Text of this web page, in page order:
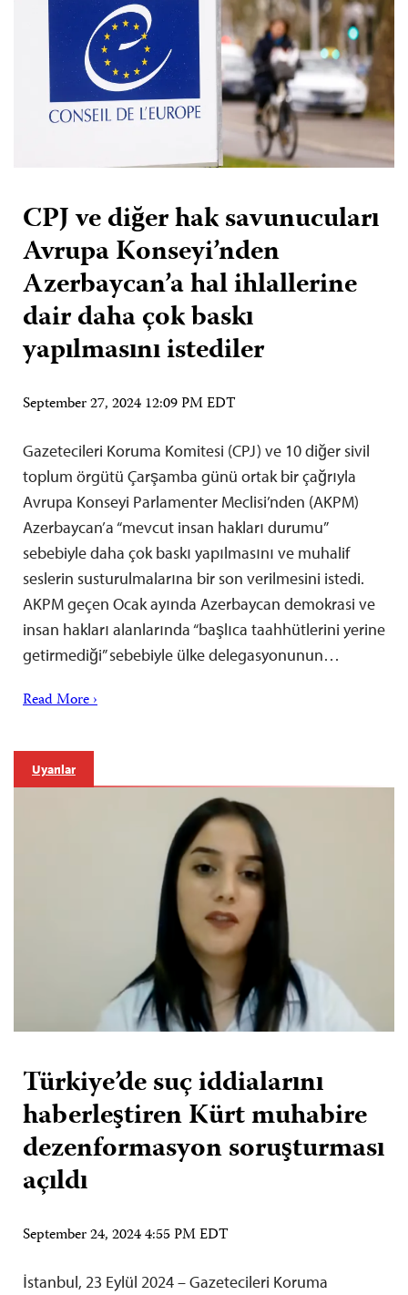
CPJ ve diğer hak savunucuları
Avrupa Konseyi’nden
Azerbaycan’a hal ihlallerine
dair daha çok baskı
yapılmasını istediler
September 27, 2024 12:09 PM EDT
Gazetecileri Koruma Komitesi (CPJ) ve 10 diğer sivil
toplum örgütü Çarşamba günü ortak bir çağrıyla
Avrupa Konseyi Parlamenter Meclisi’nden (AKPM)
Azerbaycan’a “mevcut insan hakları durumu”
sebebiyle daha çok baskı yapılmasını ve muhalif
seslerin susturulmalarına bir son verilmesini istedi.
AKPM geçen Ocak ayında Azerbaycan demokrasi ve
insan hakları alanlarında “başlıca taahhütlerini yerine
getirmediği” sebebiyle ülke delegasyonunun…
Read More ›
Uyarılar
Türkiye’de suç iddialarını
haberleştiren Kürt muhabire
dezenformasyon soruşturması
açıldı
September 24, 2024 4:55 PM EDT
İstanbul, 23 Eylül 2024 – Gazetecileri Koruma